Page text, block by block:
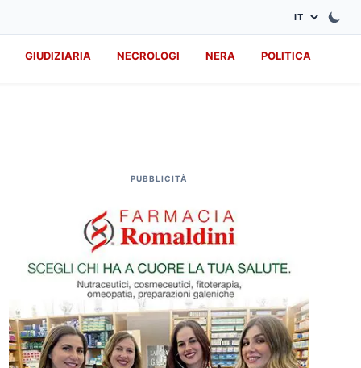
GIUDIZIARIA NECROLOGI NERA POLITICA
PUBBLICITÀ